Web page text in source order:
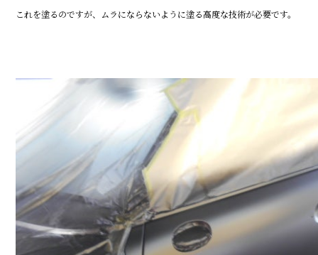
これを塗るのですが、ムラにならないように塗る高度な技術が必要です。